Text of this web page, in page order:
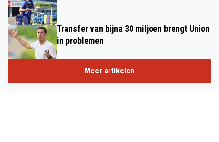
Transfer van bijna 30 miljoen brengt Union
in problemen
Meer artikelen